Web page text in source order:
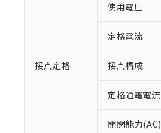
使用電圧
定格電流
接点定格 接点構成
定格通電電流
開閉能力(AC)